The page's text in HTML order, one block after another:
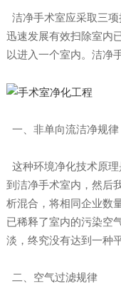
洁净手术室应采取三项
迅速发展有效扫除室内
以进入一个室内。洁净
一、非单向流洁净规律
这种环境净化技术原
到洁净手术室内，然后
析混合，将相同企业数
已稀释了室内的污染空
淡，终究没有达到一种
二、空气过滤规律